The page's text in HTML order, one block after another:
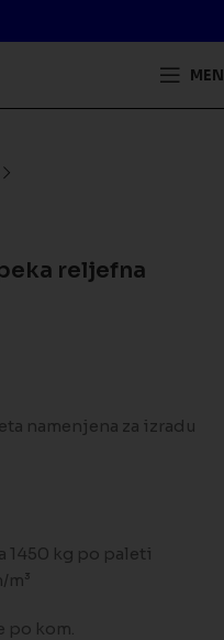
reljefna
namenjena za izradu
1450 kg po paleti
m³
po kom.